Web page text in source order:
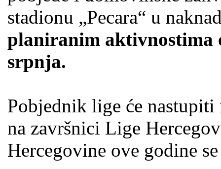
stadionu „Pecara“ u
planiranim aktivnostima
srpnja.
Pobjednik lige će
na završnici Lige
Hercegovine ove godine